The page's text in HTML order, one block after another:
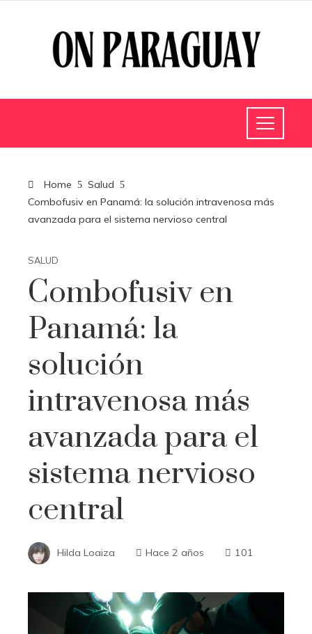
Home
Salud
Combofusiv en Panamá: la solución intravenosa más
avanzada para el sistema nervioso central
SALUD
Combofusiv en
Panamá: la
solución
intravenosa más
avanzada para el
sistema nervioso
central
Hilda Loaiza Hace 2 años 101